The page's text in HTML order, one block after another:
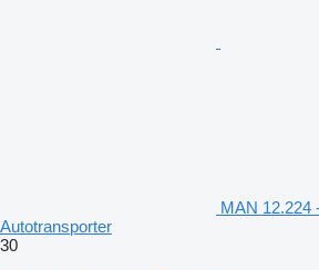
MAN 12.224
Autotransporter
30